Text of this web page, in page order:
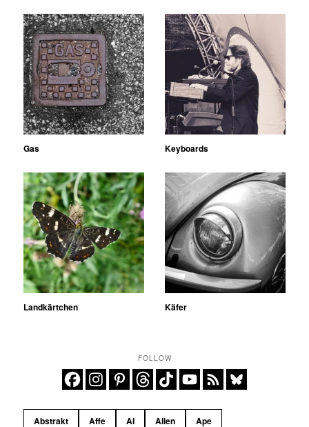
Gas Keyboards
Landkärtchen Käfer
FOLLOW
Abstrakt Affe AI Alien
Ape